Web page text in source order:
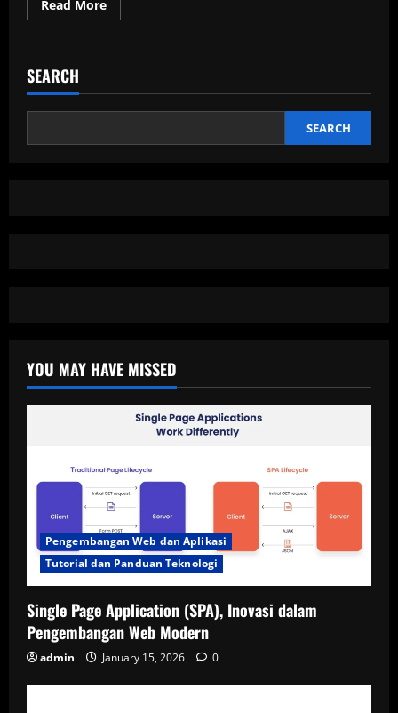
Read MoreRead
more
Pertama
Digital
SEARCH
SEARCH
YOU MAY HAVE MISSED
Pengembangan Web dan Aplikasi
Tutorial dan Panduan Teknologi
Single Page Application (SPA), Inovasi dalam
Pengembangan Web Modern
admin January 15, 2026 0